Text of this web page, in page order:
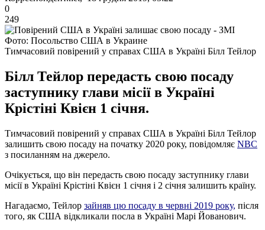
0
249
Фото: Посольство США в Украине
Тимчасовий повірений у справах США в Україні Білл Тейлор
Білл Тейлор передасть свою посаду
заступнику глави місії в Україні
Крістіні Квієн 1 січня.
Тимчасовий повірений у справах США в Україні Білл Тейлор
залишить свою посаду на початку 2020 року, повідомляє NBC
з посиланням на джерело.
Очікується, що він передасть свою посаду заступнику глави
місії в Україні Крістіні Квієн 1 січня і 2 січня залишить країну.
Нагадаємо, Тейлор зайняв цю посаду в червні 2019 року, після
того, як США відкликали посла в Україні Марі Йованович.